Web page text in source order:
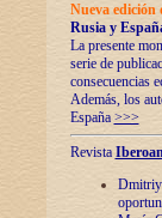
Nueva
Rusia y
La presente
serie de
consecuencias
Además, los
España >>>
Revista
Dmitriy